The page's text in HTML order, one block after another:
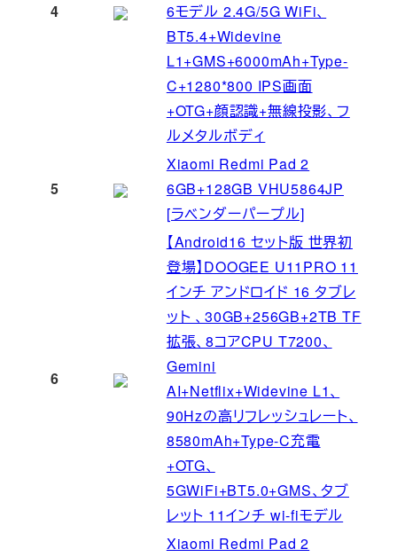
4
6モデル 2.4G/5G WiFi、
BT5.4+Widevine
L1+GMS+6000mAh+Type-
C+1280*800 IPS画面
+OTG+顔認識+無線投影、フ
ルメタルボディ
5
Xiaomi Redmi Pad 2
6GB+128GB VHU5864JP
[ラベンダーパープル]
6
【Android16 セット版 世界初
登場】DOOGEE U11PRO 11
インチ アンドロイド 16 タブレ
ット 、30GB+256GB+2TB TF
拡張、8コアCPU T7200、
Gemini
AI+Netflix+Widevine L1、
90Hzの高リフレッシュレート、
8580mAh+Type-C充電
+OTG、
5GWiFi+BT5.0+GMS、タブ
レット 11インチ wi-fiモデル
Xiaomi Redmi Pad 2